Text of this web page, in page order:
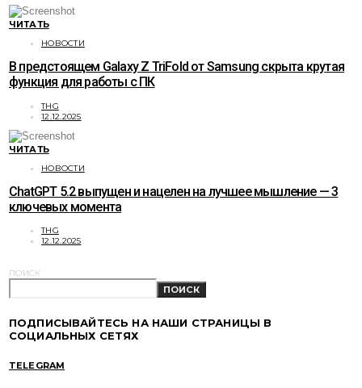
ЧИТАТЬ
НОВОСТИ
В предстоящем Galaxy Z TriFold от Samsung скрыта крутая
функция для работы с ПК
THG
12.12.2025
ЧИТАТЬ
НОВОСТИ
ChatGPT 5.2 выпущен и нацелен на лучшее мышление — 3
ключевых момента
THG
12.12.2025
ПОИСК
ПОИСК
ПОДПИСЫВАЙТЕСЬ НА НАШИ СТРАНИЦЫ В
СОЦИАЛЬНЫХ СЕТЯХ
TELEGRAM